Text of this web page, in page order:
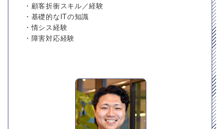
・顧客折衝スキル／経験
・基礎的なITの知識
・情シス経験
・障害対応経験